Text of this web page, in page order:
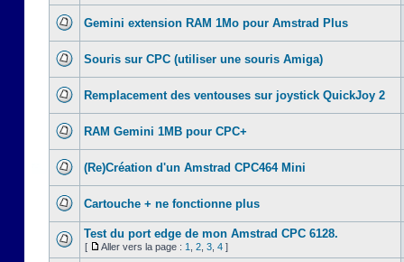
Gemini extension RAM 1Mo pour Amstrad Plus
Souris sur CPC (utiliser une souris Amiga)
Remplacement des ventouses sur joystick QuickJoy 2
RAM Gemini 1MB pour CPC+
(Re)Création d'un Amstrad CPC464 Mini
Cartouche + ne fonctionne plus
Test du port edge de mon Amstrad CPC 6128.
[ Aller vers la page : 1 2 3 4 ]